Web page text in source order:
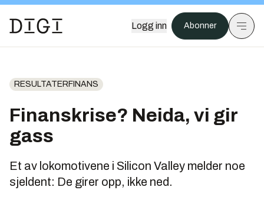
Logg inn Abonner
RESULTATERFINANS
Finanskrise? Neida, vi gir
gass
Et av lokomotivene i Silicon Valley melder noe
sjeldent: De girer opp, ikke ned.